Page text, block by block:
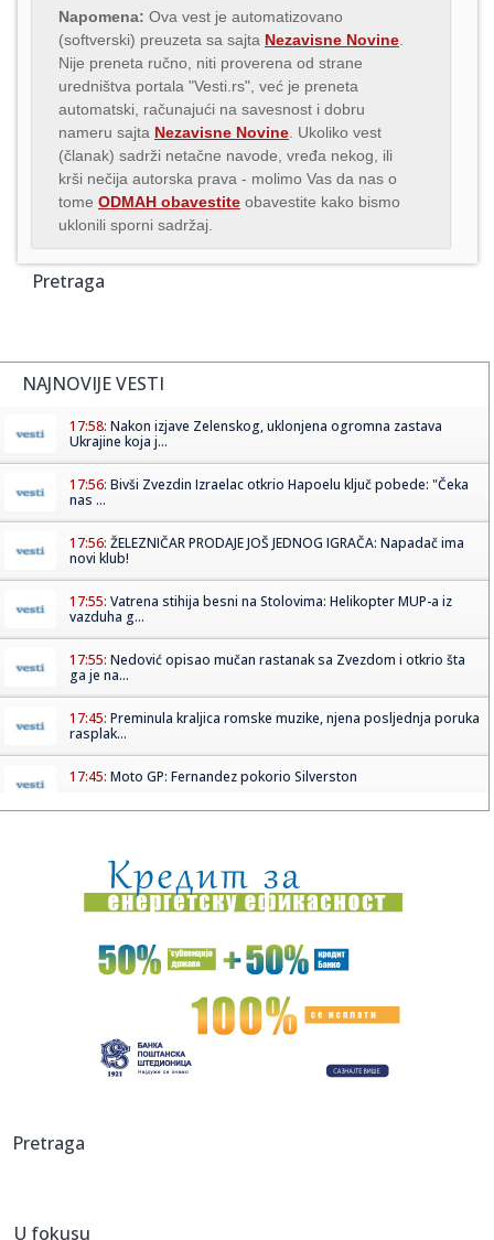
Napomena: Ova vest je automatizovano
(softverski) preuzeta sa sajta Nezavisne Novine
Nije preneta ručno, niti proverena od strane
uredništva portala "Vesti.rs", već je preneta
automatski, računajući na savesnost i dobru
nameru sajta Nezavisne Novine . Ukoliko vest
(članak) sadrži netačne navode, vređa nekog, ili
krši nečija autorska prava - molimo Vas da nas o
tome ODMAH obavestite obavestite kako bismo
uklonili sporni sadržaj.
Pretraga
NAJNOVIJE VESTI
17:58: Nakon izjave Zelenskog, uklonjena ogromna zastava
Ukrajine koja j...
17:56: Bivši Zvezdin Izraelac otkrio Hapoelu ključ pobede: "Čeka
nas ...
17:56: ŽELEZNIČAR PRODAJE JOŠ JEDNOG IGRAČA: Napadač ima
novi klub!
17:55: Vatrena stihija besni na Stolovima: Helikopter MUP-a iz
vazduha g...
17:55: Nedović opisao mučan rastanak sa Zvezdom i otkrio šta
ga je na...
17:45: Preminula kraljica romske muzike, njena posljednja poruka
rasplak...
17:45: Moto GP: Fernandez pokorio Silverston
17:43:Stanković pred Hapoel: U utorak nam je potreban svaki
glas
17:43:Kiton Volas novi igrač Makabija, potpisao dvogodišnji
ugovor
Filmska pljačka u Budvi: Maskirani razbojnici odnijeli oko
17:39:Kurtinović o digitalnom nasilju: Potrebna bolja zakonska
reagovali u p...
Pretraga
U fokusu